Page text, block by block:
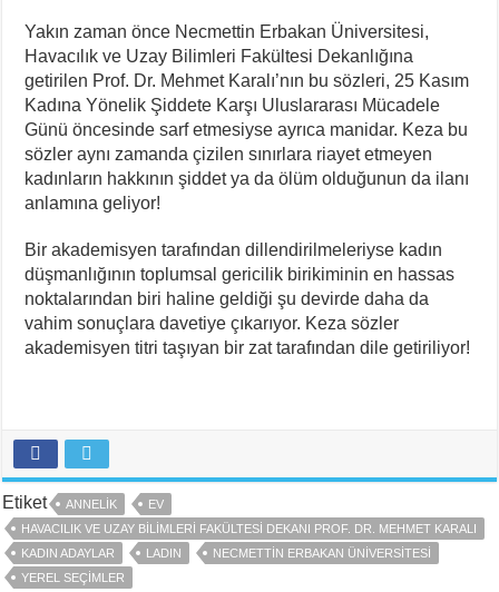
Yakın zaman önce Necmettin Erbakan Üniversitesi,
Havacılık ve Uzay Bilimleri Fakültesi Dekanlığına
getirilen Prof. Dr. Mehmet Karalı’nın bu sözleri, 25 Kasım
Kadına Yönelik Şiddete Karşı Uluslararası Mücadele
Günü öncesinde sarf etmesiyse ayrıca manidar. Keza bu
sözler aynı zamanda çizilen sınırlara riayet etmeyen
kadınların hakkının şiddet ya da ölüm olduğunun da ilanı
anlamına geliyor!
Bir akademisyen tarafından dillendirilmeleriyse kadın
düşmanlığının toplumsal gericilik birikiminin en hassas
noktalarından biri haline geldiği şu devirde daha da
vahim sonuçlara davetiye çıkarıyor. Keza sözler
akademisyen titri taşıyan bir zat tarafından dile getiriliyor!
Etiket ANNELIK
EV
HAVACILIK VE UZAY BILIMLERI FAKÜLTESI DEKANI PROF. DR. MEHMET KARALI
KADIN ADAYLAR
LADIN
NECMETTIN ERBAKAN ÜNIVERSITESI
YEREL SEÇIMLER